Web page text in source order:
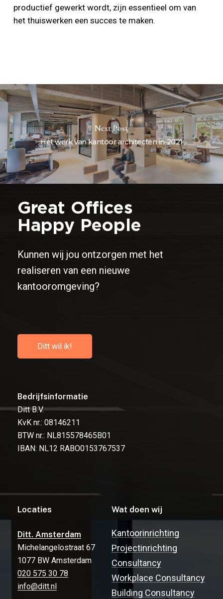
productief gewerkt wordt, zijn essentieel om van
het thuiswerken een succes te maken.
Next Post
Het werk van kantoor architecten in 2021
Great Offices
Happy People
Kunnen wij jou ontzorgen met het
realiseren van een nieuwe
kantooromgeving?
Ditt wil ik!
Bedrijfsinformatie
Ditt B.V.
KvK nr.: 08146211
BTW nr.: NL815578465B01
IBAN: NL12 RABO0153767537
Locaties
Ditt. Amsterdam
Michelangelostraat 67
1077 BW Amsterdam
020 575 30 78
info@ditt.nl
Wat doen wij
Kantoorinrichting
Projectinrichting
Consultancy
Workplace Consultancy
Building Consultancy